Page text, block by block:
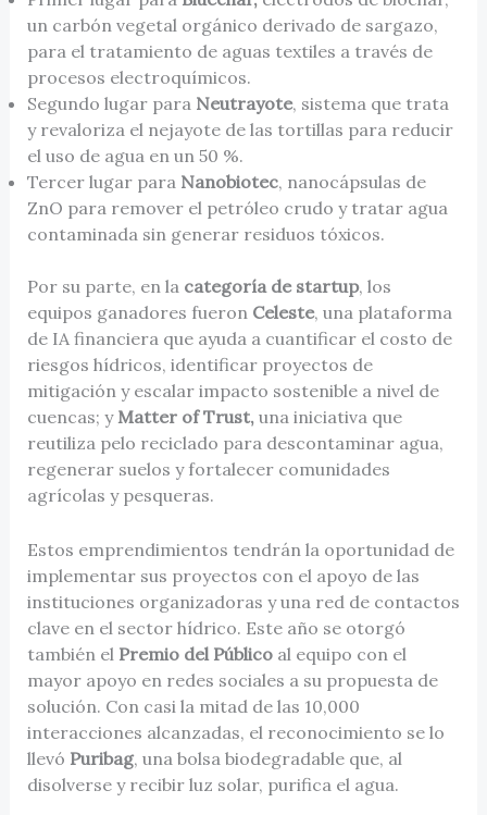
un carbón vegetal orgánico derivado de sargazo,
para el tratamiento de aguas textiles a través de
procesos electroquímicos.
Segundo lugar para Neutrayote, sistema que trata
y revaloriza el nejayote de las tortillas para reducir
el uso de agua en un 50 %.
Tercer lugar para Nanobiotec, nanocápsulas de
ZnO para remover el petróleo crudo y tratar agua
contaminada sin generar residuos tóxicos.
Por su parte, en la categoría de startup, los
equipos ganadores fueron Celeste, una plataforma
de IA financiera que ayuda a cuantificar el costo de
riesgos hídricos, identificar proyectos de
mitigación y escalar impacto sostenible a nivel de
cuencas; yMatter of Trust,una iniciativa que
reutiliza pelo reciclado para descontaminar agua,
regenerar suelos y fortalecer comunidades
agrícolas y pesqueras.
Estos emprendimientos tendrán la oportunidad de
implementar sus proyectos con el apoyo de las
instituciones organizadoras y una red de contactos
clave en el sector hídrico. Este año se otorgó
también el Premio del Público al equipo con el
mayor apoyo en redes sociales a su propuesta de
solución. Con casi la mitad de las 10,000
interacciones alcanzadas, el reconocimiento se lo
llevó Puribag, una bolsa biodegradable que, al
disolverse y recibir luz solar, purifica el agua.